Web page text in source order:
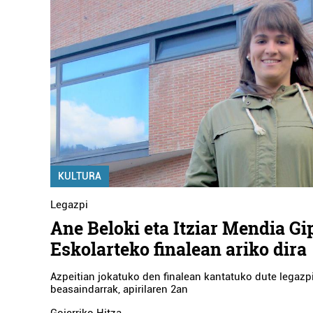
KULTURA
Legazpi
Ane Beloki eta Itziar Mendia
Eskolarteko finalean ariko dira
Azpeitian jokatuko den finalean kantatuko dute
beasaindarrak, apirilaren 2an